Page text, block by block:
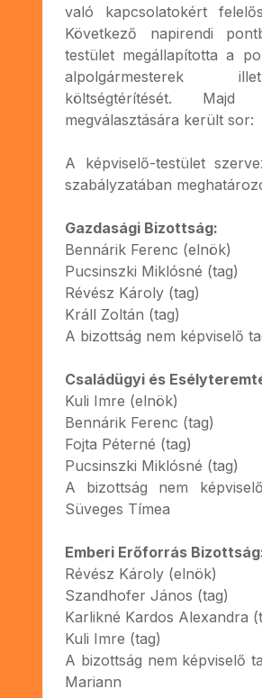
való kapcsolatokért
Következő napirendi
testület megállapította a
alpolgármesterek
költségtérítését.
megválasztására került sor:
A képviselő-testület
szabályzatában
Gazdasági Bizottság:
Bennárik Ferenc (elnök)
Pucsinszki Miklósné (tag)
Révész Károly (tag)
Králl Zoltán (tag)
A bizottság nem képviselő
Családügyi és
Kuli Imre (elnök)
Bennárik Ferenc (tag)
Fojta Péterné (tag)
Pucsinszki Miklósné (tag)
A bizottság nem
Süveges Tímea
Emberi Erőforrás
Révész Károly (elnök)
Szandhofer János (tag)
Karlikné Kardos Alexandra
Kuli Imre (tag)
A bizottság nem képviselő
Mariann